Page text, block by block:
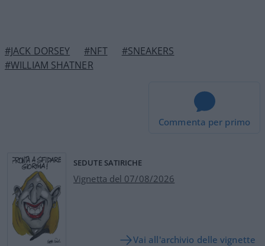
#JACK DORSEY #NFT
#SNEAKERS
#WILLIAM SHATNER
Commenta per primo
SEDUTE SATIRICHE
Vignetta del 07/08/2026
Vai all'archivio delle vignette